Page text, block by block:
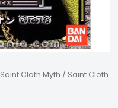
Saint Cloth Myth / Saint Cloth